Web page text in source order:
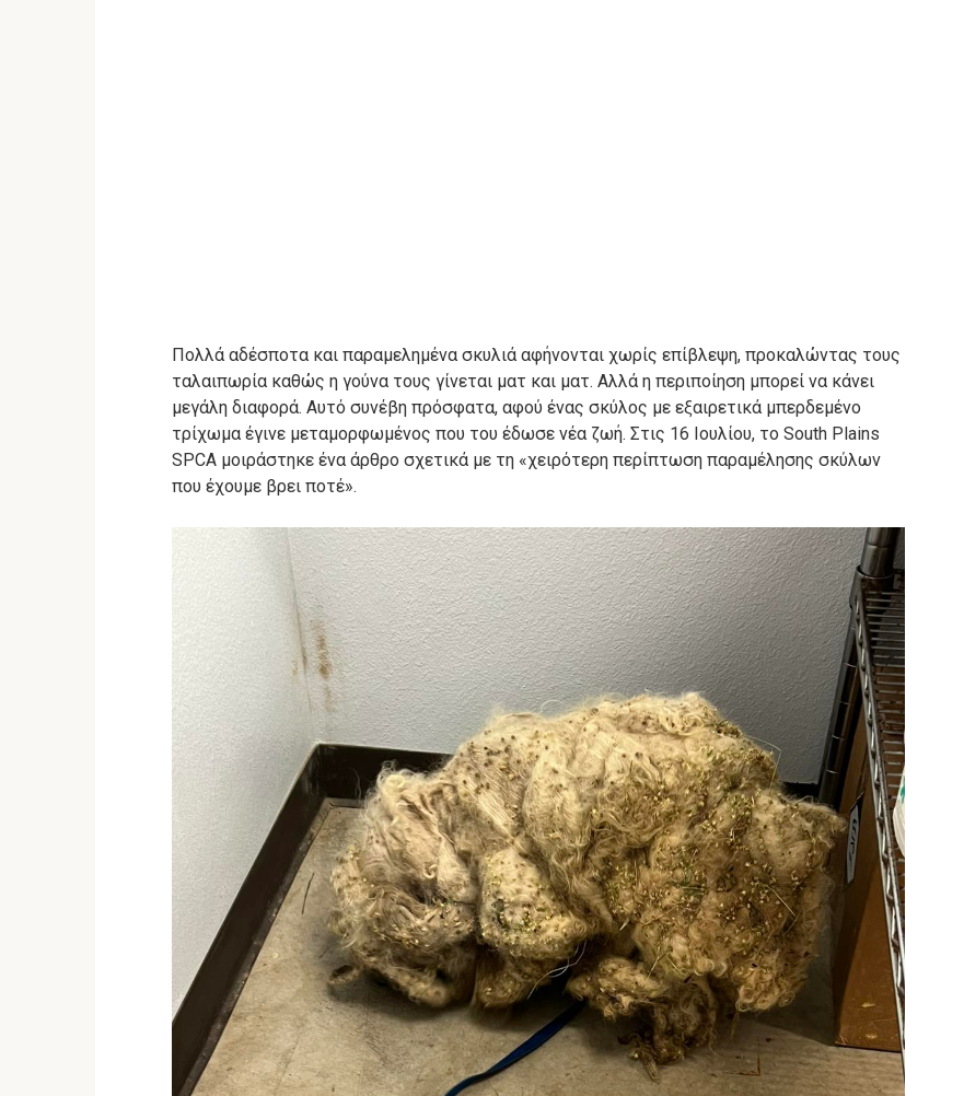
Πολλά αδέσποτα και παραμελημένα σκυλιά αφήνονται χωρίς επίβλεψη, προκαλώντας τους
ταλαιπωρία καθώς η γούνα τους γίνεται ματ και ματ. Αλλά η περιποίηση μπορεί να κάνει
μεγάλη διαφορά. Αυτό συνέβη πρόσφατα, αφού ένας σκύλος με εξαιρετικά μπερδεμένο
τρίχωμα έγινε μεταμορφωμένος που του έδωσε νέα ζωή. Στις 16 Ιουλίου, το South Plains
SPCA μοιράστηκε ένα άρθρο σχετικά με τη «χειρότερη περίπτωση παραμέλησης σκύλων
που έχουμε βρει ποτέ».